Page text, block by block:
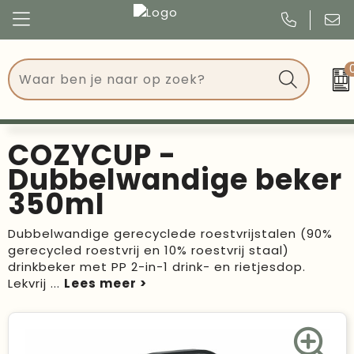
Tassen
Drinkwaren
Events
Give Aways
Geschenken
Kantoorartikelen
Congres
Events
Kerst
Verjaardagen
Voetbal, EK en WK
COZYCUP -
Dubbelwandige beker
350ml
Dubbelwandige gerecyclede roestvrijstalen (90%
gerecycled roestvrij en 10% roestvrij staal)
drinkbeker met PP 2-in-1 drink- en rietjesdop.
Lekvrij ...